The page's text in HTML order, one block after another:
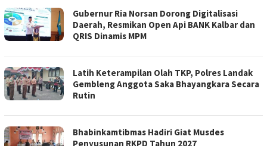
Gubernur Ria Norsan Dorong Digitalisasi
Daerah, Resmikan Open Api BANK Kalbar dan
QRIS Dinamis MPM
Latih Keterampilan Olah TKP, Polres Landak
Gembleng Anggota Saka Bhayangkara Secara
Rutin
Bhabinkamtibmas Hadiri Giat Musdes
Penyusunan RKPD Tahun 2027